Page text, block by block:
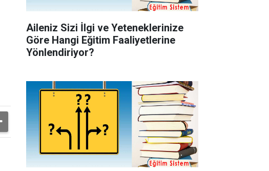
Aileniz Sizi İlgi ve Yeteneklerinize
Göre Hangi Eğitim Faaliyetlerine
Yönlendiriyor?